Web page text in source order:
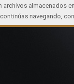
almacenados
navegando,